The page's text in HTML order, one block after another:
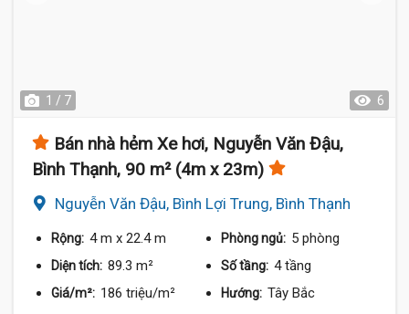
1 / 7 6
Bán nhà hẻm Xe hơi, Nguyễn Văn Đậu,
Bình Thạnh, 90 m² (4m x 23m)
Nguyễn Văn Đậu, Bình Lợi Trung, Bình Thạnh
Rộng: 4 m x 22.4 m Phòng ngủ: 5 phòng
Diện tích: 89.3 m² Số tầng: 4 tầng
Giá/m²: 186 triệu/m² Hướng: Tây Bắc